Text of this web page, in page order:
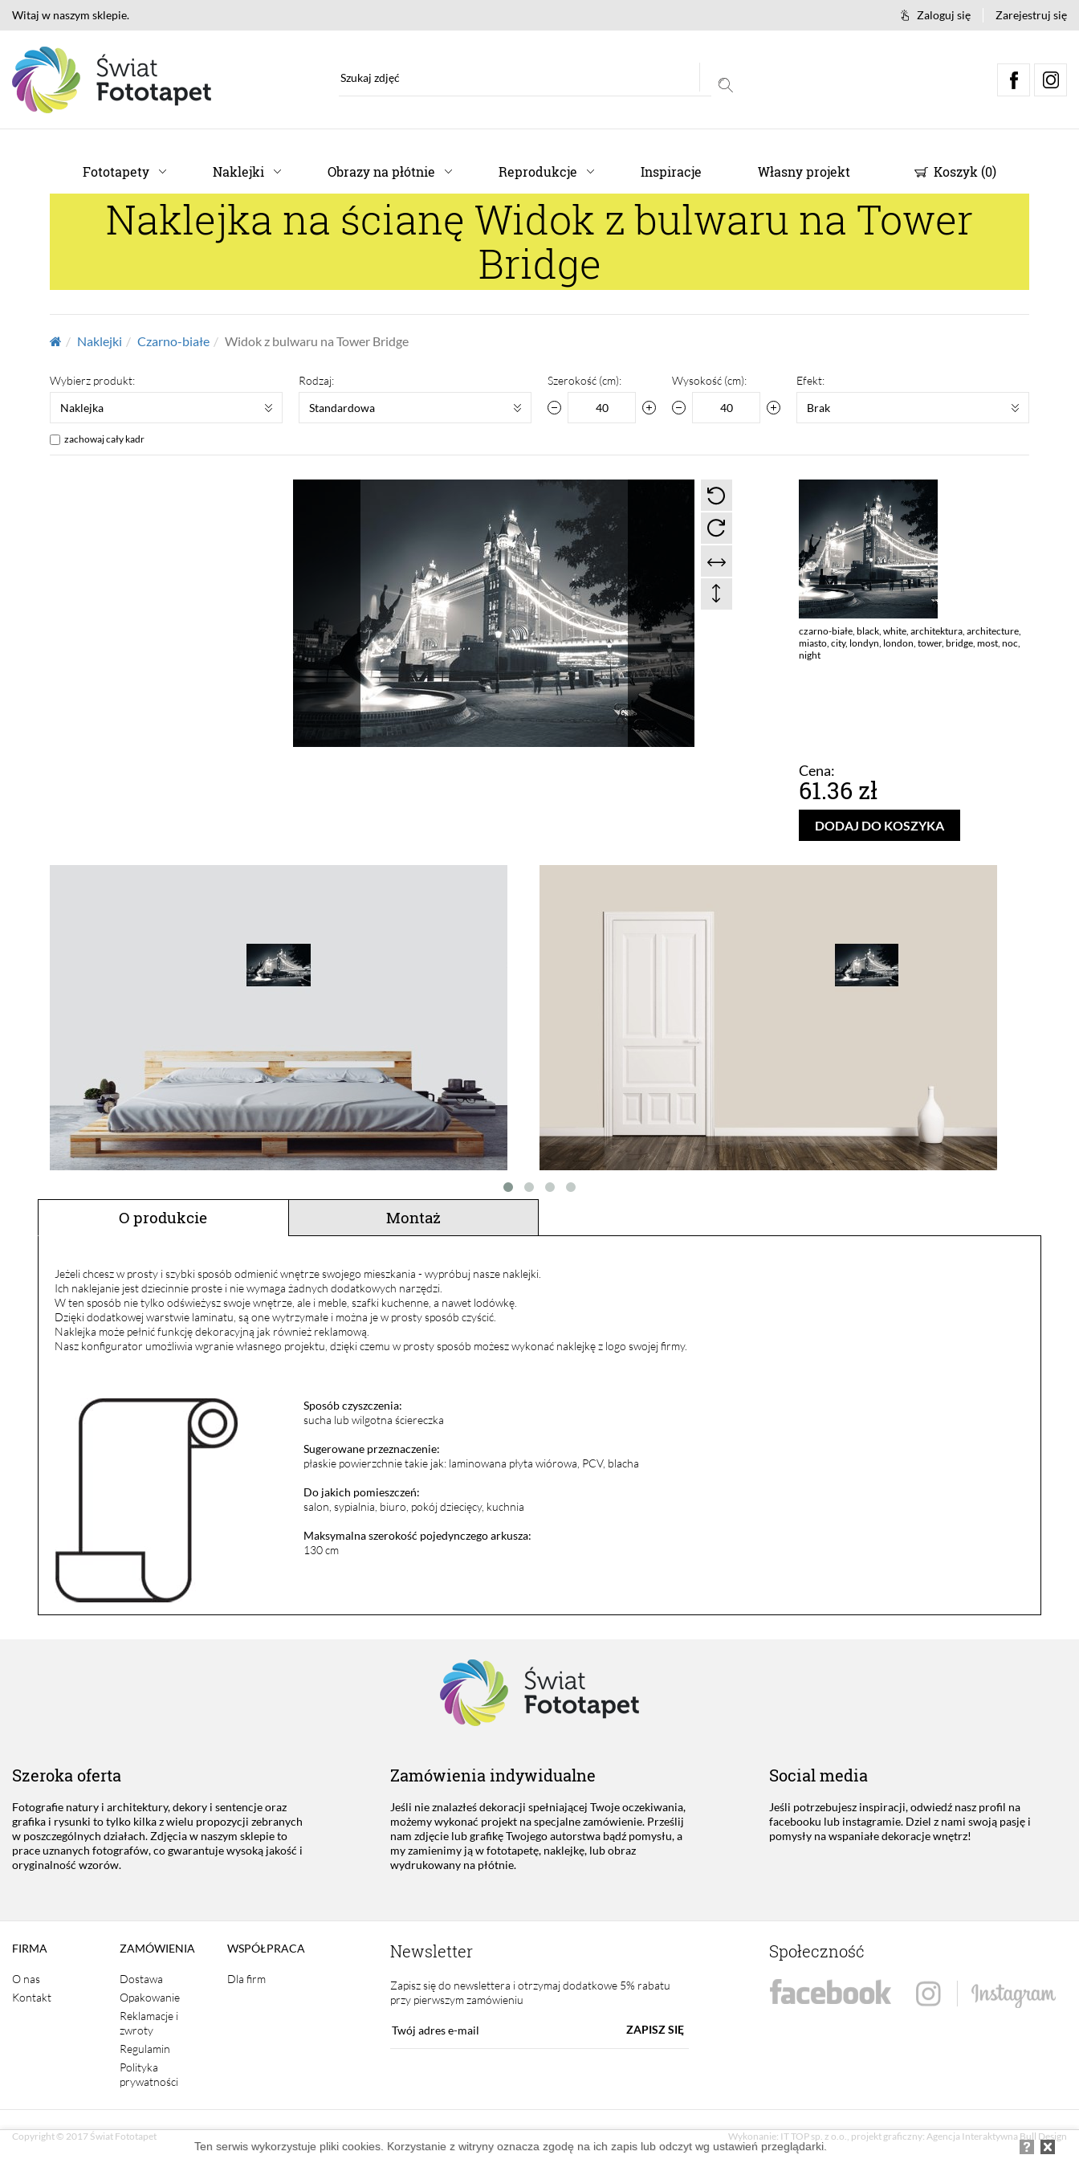
Witaj w naszym sklepie. Zaloguj się Zarejestruj się
Fototapety Naklejki Obrazy na płótnie Reprodukcje Inspiracje Własny projekt Koszyk (0)
Naklejka na ścianę Widok z bulwaru na Tower
Bridge
Naklejki Czarno-białe Widok z bulwaru na Tower Bridge
Wybierz produkt:
Naklejka
Rodzaj:
Standardowa
Szerokość (cm): Wysokość (cm):
Efekt:
Brak
zachowaj cały kadr
czarno-białe, black, white, architektura, architecture,
miasto, city, londyn, london, tower, bridge, most, noc,
night
Cena:
61.36 zł
DODAJ DO KOSZYKA
O produkcie Montaż
Jeżeli chcesz w prosty i szybki sposób odmienić wnętrze swojego mieszkania - wypróbuj nasze naklejki.
Ich naklejanie jest dziecinnie proste i nie wymaga żadnych dodatkowych narzędzi.
W ten sposób nie tylko odświeżysz swoje wnętrze, ale i meble, szafki kuchenne, a nawet lodówkę.
Dzięki dodatkowej warstwie laminatu, są one wytrzymałe i można je w prosty sposób czyścić.
Naklejka może pełnić funkcję dekoracyjną jak również reklamową.
Nasz konfigurator umożliwia wgranie własnego projektu, dzięki czemu w prosty sposób możesz wykonać naklejkę z logo swojej firmy.
Sposób czyszczenia:
sucha lub wilgotna ściereczka
Sugerowane przeznaczenie:
płaskie powierzchnie takie jak: laminowana płyta wiórowa, PCV, blacha
Do jakich pomieszczeń:
salon, sypialnia, biuro, pokój dziecięcy, kuchnia
Maksymalna szerokość pojedynczego arkusza:
130 cm
Szeroka oferta
Fotografie natury i architektury, dekory i sentencje oraz
grafika i rysunki to tylko kilka z wielu propozycji zebranych
w poszczególnych działach. Zdjęcia w naszym sklepie to
prace uznanych fotografów, co gwarantuje wysoką jakość i
oryginalność wzorów.
Zamówienia indywidualne
Jeśli nie znalazłeś dekoracji spełniającej Twoje oczekiwania,
możemy wykonać projekt na specjalne zamówienie. Prześlij
nam zdjęcie lub grafikę Twojego autorstwa bądź pomysłu, a
my zamienimy ją w fototapetę, naklejkę, lub obraz
wydrukowany na płótnie.
Social media
Jeśli potrzebujesz inspiracji, odwiedź nasz profil na
facebooku lub instagramie. Dziel z nami swoją pasję i
pomysły na wspaniałe dekoracje wnętrz!
FIRMA
O nas
Kontakt
ZAMÓWIENIA
Dostawa
Opakowanie
Reklamacje i
zwroty
Regulamin
Polityka
prywatności
WSPÓŁPRACA
Dla firm
Newsletter
Zapisz się do newslettera i otrzymaj dodatkowe 5% rabatu
przy pierwszym zamówieniu
ZAPISZ SIĘ
Społeczność
Copyright © 2017 Świat Fototapet Wykonanie: IT TOP sp. z o.o., projekt graficzny: Agencja Interaktywna Bull Design
Ten serwis wykorzystuje pliki cookies. Korzystanie z witryny oznacza zgodę na ich zapis lub odczyt wg ustawień przeglądarki.